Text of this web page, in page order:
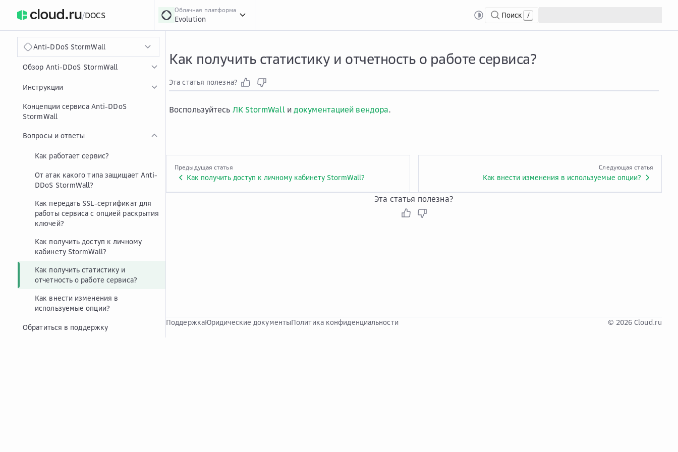
/DOCS
Облачная платформа
Evolution Поиск /
Anti-DDoS StormWall
Обзор Anti-DDoS StormWall
Инструкции
Концепции сервиса Anti-DDoS
StormWall
Вопросы и ответы
Как работает сервис?
От атак какого типа защищает Anti-
DDoS StormWall?
Как передать SSL-сертификат для
работы сервиса с опцией раскрытия
ключей?
Как получить доступ к личному
кабинету StormWall?
Как получить статистику и
отчетность о работе сервиса?
Как внести изменения в
используемые опции?
Обратиться в поддержку
Как получить статистику и отчетность о работе сервиса?
Эта статья полезна?
Воспользуйтесь ЛК StormWallидокументацией вендора.
Предыдущая статья
Как получить доступ к личному кабинету StormWall?
Следующая статья
Как внести изменения в используемые опции?
Эта статья полезна?
ПоддержкаЮридические документыПолитика конфиденциальности © 2026 Cloud.ru